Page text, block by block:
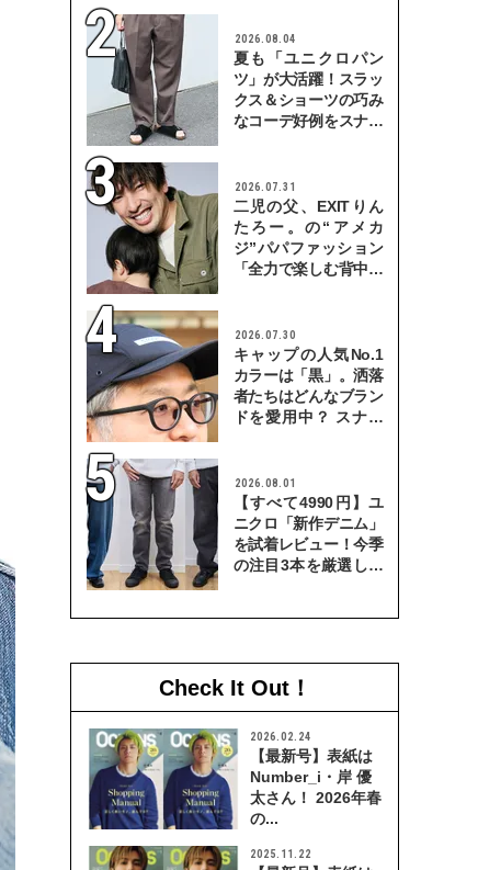
2026.08.04
夏も「ユニクロパン
ツ」が大活躍！スラッ
クス＆ショーツの巧み
なコーデ好例をスナッ
2026.07.31
二児の父、EXITりん
たろー。の“アメカ
ジ”パパファッション
「全力で楽しむ背中を
2026.07.30
キャップの人気No.1
カラーは「黒」。洒落
者たちはどんなブラン
ドを愛用中？ スナッ
2026.08.01
【すべて4990円】ユ
ニクロ「新作デニム」
を試着レビュー！今季
の注目3本を厳選して
Check It Out！
2026.02.24
【最新号】表紙は
Number_i・岸 優
太さん！ 2026年春
の...
2025.11.22